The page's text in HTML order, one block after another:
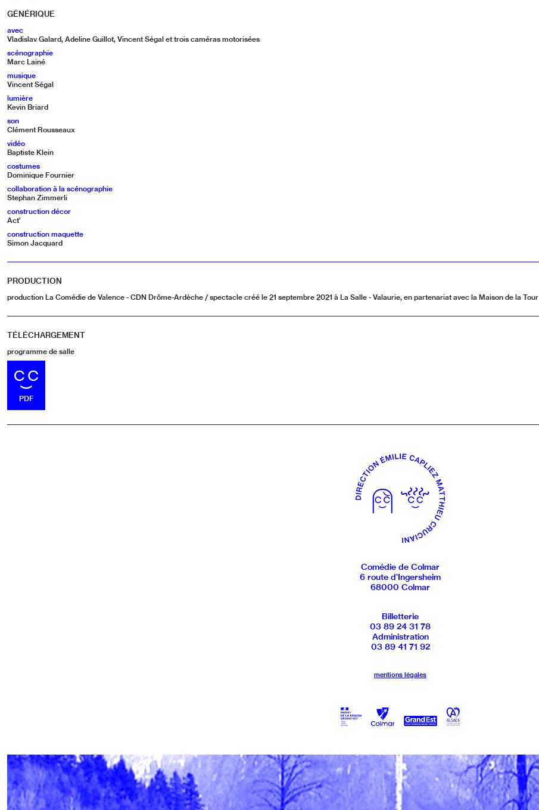
GÉNÉRIQUE
avec
Vladislav Galard, Adeline Guillot, Vincent Ségal et trois caméras motorisées
scénographie
Marc Lainé
musique
Vincent Ségal
lumière
Kevin Briard
son
Clément Rousseaux
vidéo
Baptiste Klein
costumes
Dominique Fournier
collaboration à la scénographie
Stephan Zimmerli
construction décor
Act’
construction maquette
Simon Jacquard
PRODUCTION
production La Comédie de Valence - CDN Drôme-Ardèche / spectacle créé le 21 septembre 2021 à La Salle - Valaurie, en partenariat avec la Maison de la Tour
TÉLÉCHARGEMENT
programme de salle
TÉLÉCHARGER LE FICHIER
PDF
Comédie de Colmar
6 route d’Ingersheim
68000 Colmar
Billetterie
03 89 24 31 78
Administration
03 89 41 71 92
mentions légales